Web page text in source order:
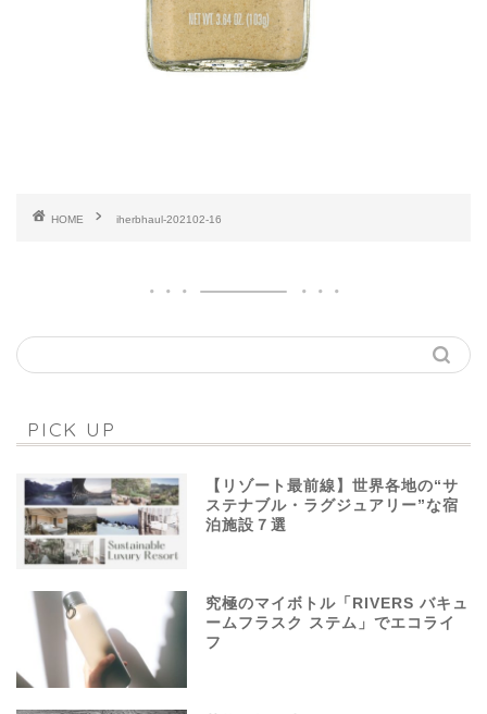
HOME iherbhaul-202102-16
PICK UP
【リゾート最前線】世界各地の“サ
ステナブル・ラグジュアリー”な宿
泊施設７選
究極のマイボトル「RIVERS バキュ
ームフラスク ステム」でエコライ
フ